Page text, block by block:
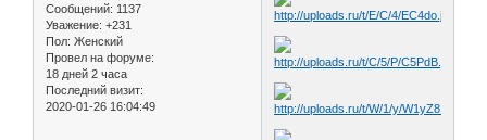
Сообщений: 1137
Уважение: +231
Пол: Женский
Провел на форуме:
18 дней 2 часа
Последний визит:
2020-01-26 16:04:49